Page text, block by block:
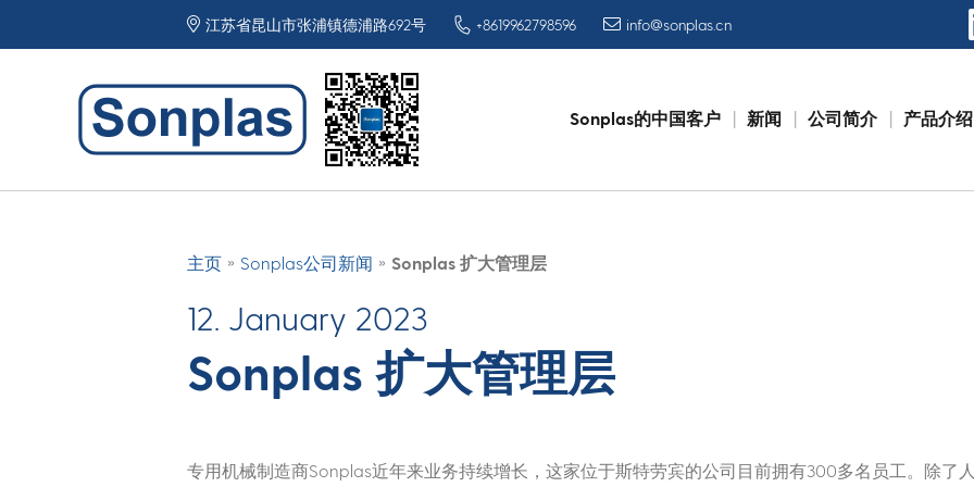
江苏省昆山市张浦镇德浦路692号 +8619962798596 info@sonplas.cn
Skip
Sonplas的中国客户 新闻 公司简介 产品介绍
主页 » Sonplas公司新闻 » Sonplas 扩大管理层
12. January 2023
Sonplas 扩大管理层
专用机械制造商Sonplas近年来业务持续增长，这家位于斯特劳宾的公司目前拥有300多名员工。除了